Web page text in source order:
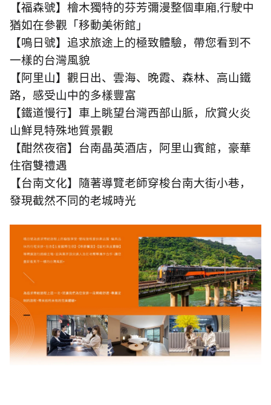
【福森號】檜木獨特的芬芳彌漫整個車廂,行駛中
猶如在參觀「移動美術館」
【鳴日號】追求旅途上的極致體驗，帶您看到不
一樣的台灣風貌
【阿里山】觀日出、雲海、晚霞、森林、高山鐵
路，感受山中的多樣豐富
【鐵道慢行】車上眺望台灣西部山脈，欣賞火炎
山鮮見特殊地質景觀
【酣然夜宿】台南晶英酒店，阿里山賓館，豪華
住宿雙禮遇
【台南文化】隨著導覽老師穿梭台南大街小巷，
發現截然不同的老城時光